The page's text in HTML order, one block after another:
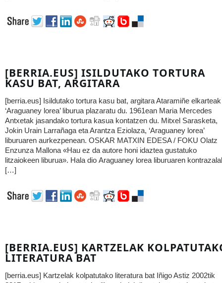
[BERRIA.EUS] ISILDUTAKO TORTURA
KASU BAT, ARGITARA
[berria.eus] Isildutako tortura kasu bat, argitara Ataramiñe elkarteak
‘Araguaney lorea’ liburua plazaratu du. 1961ean Maria Mercedes
Antxetak jasandako tortura kasua kontatzen du. Mitxel Sarasketa,
Jokin Urain Larrañaga eta Arantza Eziolaza, ‘Araguaney lorea’
liburuaren aurkezpenean. OSKAR MATXIN EDESA / FOKU Olatz
Enzunza Mallona «Hau ez da autore honi idaztea gustatuko
litzaiokeen liburua». Hala dio Araguaney lorea liburuaren
[…]
[BERRIA.EUS] KARTZELAK
LITERATURA BAT
[berria.eus] Kartzelak kolpatutako literatura bat Iñigo Astiz 2002tik